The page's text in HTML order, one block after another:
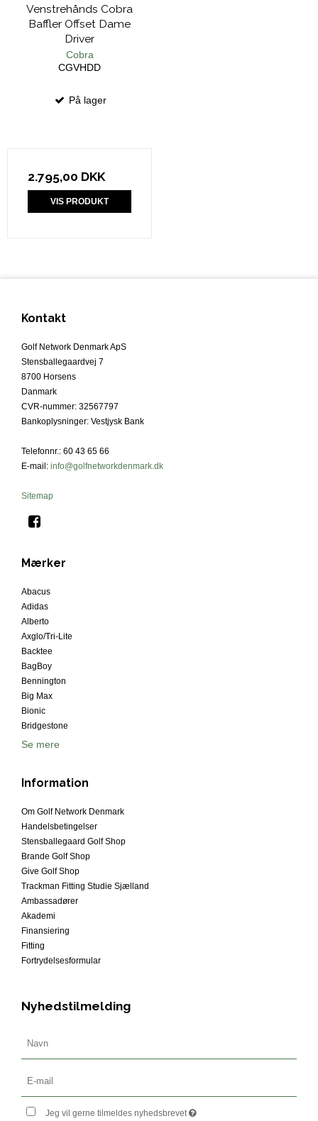
Venstrehånds Cobra
Baffler Offset Dame
Driver
Cobra
CGVHDD
På lager
2.795,00 DKK
VIS PRODUKT
Kontakt
Golf Network Denmark ApS
Stensballegaardvej 7
8700 Horsens
Danmark
CVR-nummer: 32567797
Bankoplysninger: Vestjysk Bank
Telefonnr.: 60 43 65 66
E-mail : info@golfnetworkdenmark.dk
Sitemap
Mærker
Abacus
Adidas
Alberto
Axglo/Tri-Lite
Backtee
BagBoy
Bennington
Big Max
Bionic
Bridgestone
Se mere
Information
Om Golf Network Denmark
Handelsbetingelser
Stensballegaard Golf Shop
Brande Golf Shop
Give Golf Shop
Trackman Fitting Studie Sjælland
Ambassadører
Akademi
Finansiering
Fitting
Fortrydelsesformular
Nyhedstilmelding
Jeg vil gerne tilmeldes nyhedsbrevet